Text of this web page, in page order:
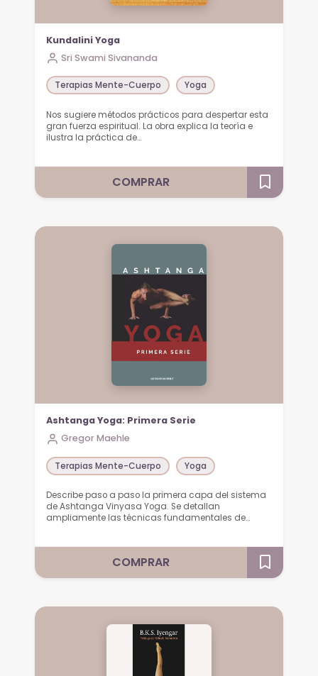
Kundalini Yoga
Sri Swami Sivananda
Terapias Mente-Cuerpo Yoga
Nos sugiere métodos prácticos para despertar esta
gran fuerza espiritual. La obra explica la teoría e
ilustra la práctica de…
COMPRAR
Ashtanga Yoga: Primera Serie
Gregor Maehle
Terapias Mente-Cuerpo Yoga
Describe paso a paso la primera capa del sistema
de Ashtanga Vinyasa Yoga. Se detallan
ampliamente las técnicas fundamentales de…
COMPRAR